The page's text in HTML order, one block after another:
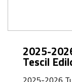
2025-
Tescil